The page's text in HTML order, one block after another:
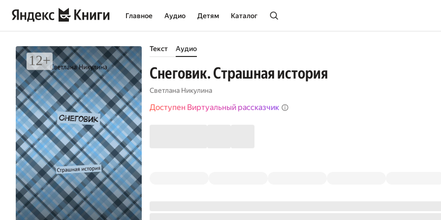
Главное Аудио Детям Каталог
Текст Аудио
Снеговик. Страшная история
Светлана Никулина
Доступен Виртуальный рассказчик